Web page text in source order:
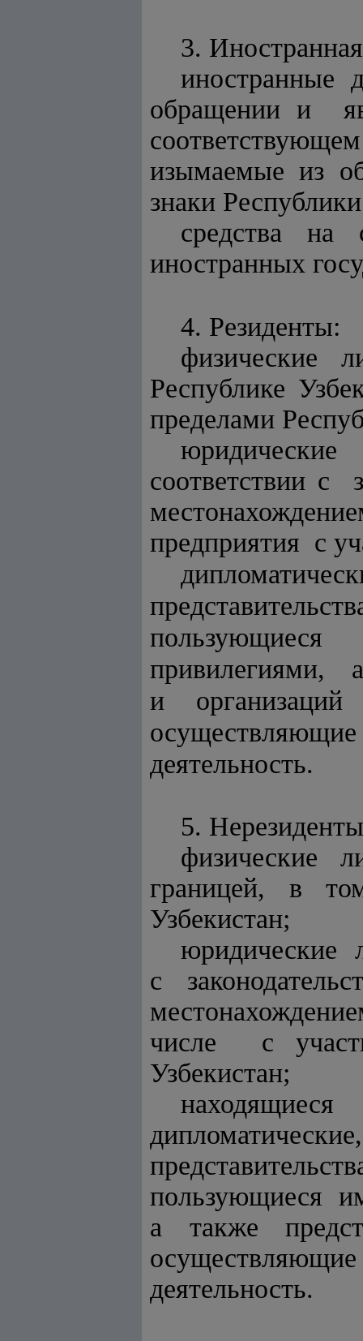
3.
иностранные
обращении и
изымаемые из
знаки
средства
иностранных
4. Резиденты:
физические
Республике
пределами
соответствии
предприятия с
привилегиями,
и
деятельность.
5.
физические
границей, в
Узбекистан;
юридические
с
числе с
Узбекистан;
пользующиеся
а также
деятельность.